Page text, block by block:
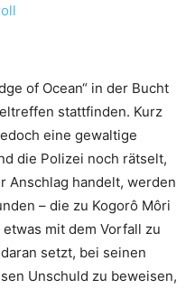
of Ocean“ in der Bucht
stattfinden. Kurz
eine gewaltige
die Polizei noch rätselt,
Anschlag handelt, werden
– die zu Kogorô Môri
mit dem Vorfall zu
setzt, bei seinen
Unschuld zu beweisen,